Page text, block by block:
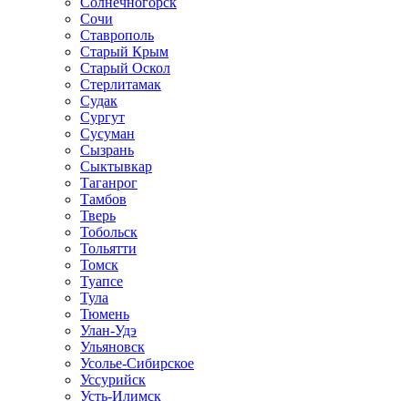
Сочи
Ставрополь
Старый Крым
Старый Оскол
Стерлитамак
Судак
Сургут
Сусуман
Сызрань
Сыктывкар
Таганрог
Тамбов
Тверь
Тобольск
Тольятти
Томск
Туапсе
Тула
Тюмень
Улан-Удэ
Ульяновск
Усолье-Сибирское
Уссурийск
Усть-Илимск